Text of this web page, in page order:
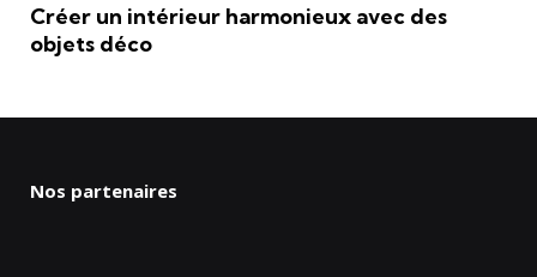
Créer un intérieur harmonieux avec des
objets déco
Nos partenaires